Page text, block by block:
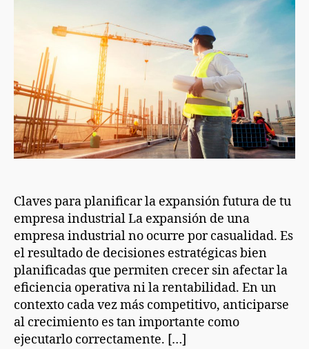
Claves para planificar la expansión futura de tu
empresa industrial La expansión de una
empresa industrial no ocurre por casualidad. Es
el resultado de decisiones estratégicas bien
planificadas que permiten crecer sin afectar la
eficiencia operativa ni la rentabilidad. En un
contexto cada vez más competitivo, anticiparse
al crecimiento es tan importante como
ejecutarlo correctamente. […]